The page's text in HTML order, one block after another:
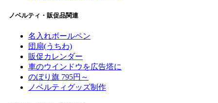
ノベルティ・販促品関連
名入れボールペン
団扇(うちわ)
販促カレンダー
車のウインドウを広告塔に
のぼり旗 795円～
ノベルティグッズ制作